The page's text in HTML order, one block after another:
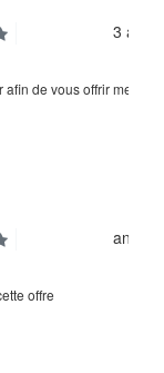
3
de vous offrir mes
année
offre